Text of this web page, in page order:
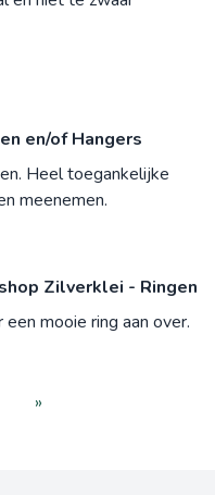
en/of Hangers
Heel toegankelijke
meenemen.
Zilverklei - Ringen
mooie ring aan over.
»